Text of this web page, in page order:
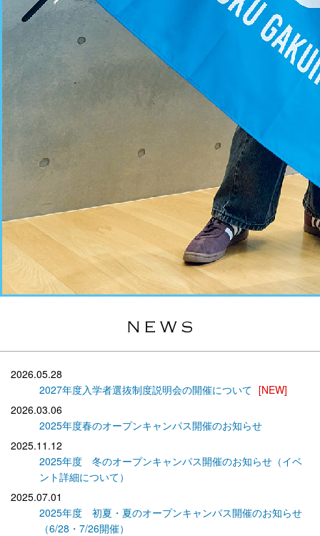
2026.05.28
2027年度入学者選抜制度説明会の開催について [NEW]
2026.03.06
2025年度春のオープンキャンパス開催のお知らせ
2025.11.12
2025年度 冬のオープンキャンパス開催のお知らせ（イベ
ント詳細について）
2025.07.01
2025年度 初夏・夏のオープンキャンパス開催のお知らせ
（6/28・7/26開催）